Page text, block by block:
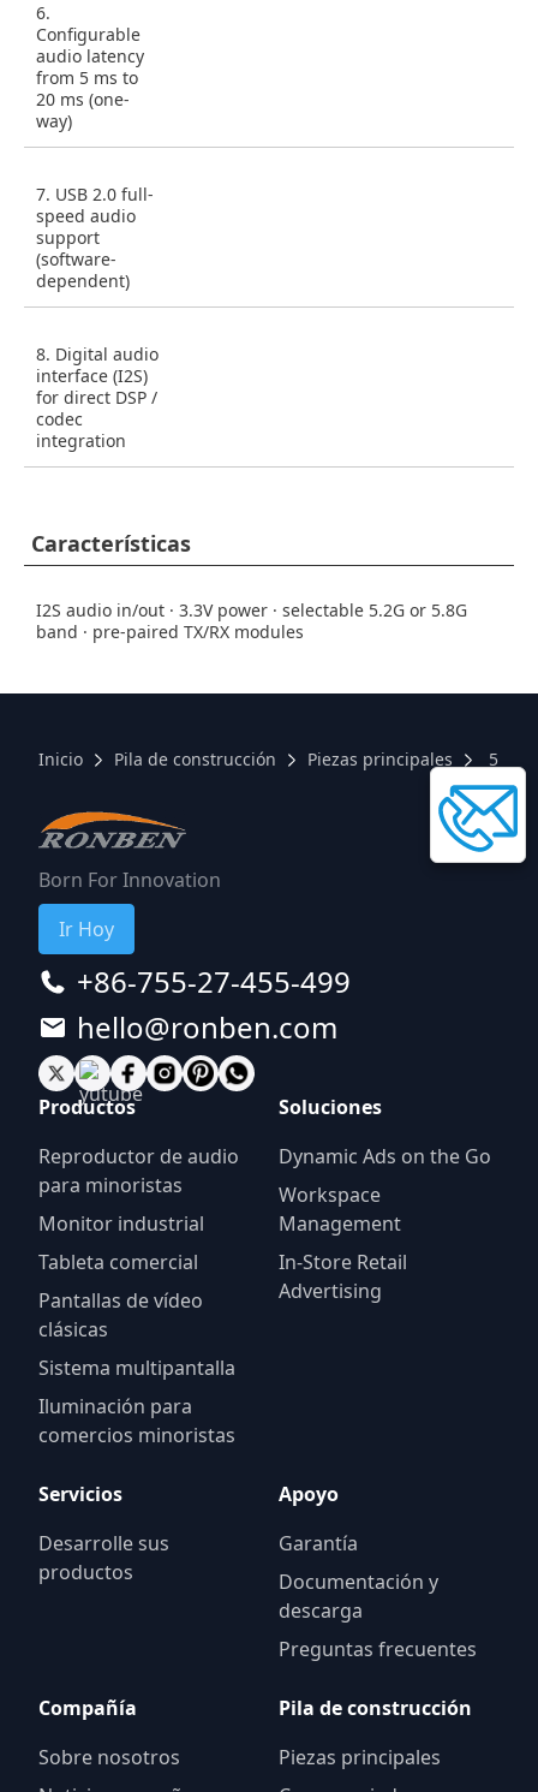
6.
Configurable
audio latency
from 5 ms to
20 ms (one-
way)
7. USB 2.0 full-
speed audio
support
(software-
dependent)
8. Digital audio
interface (I2S)
for direct DSP /
codec
integration
Características
I2S audio in/out · 3.3V power · selectable 5.2G or 5.8G
band · pre-paired TX/RX modules
Inicio Pila de construcción Piezas principales 5.8G
Born For Innovation
Ir Hoy
+86-755-27-455-499
hello@ronben.com
Productos
Reproductor de audio
para minoristas
Monitor industrial
Tableta comercial
Pantallas de vídeo
clásicas
Sistema multipantalla
Iluminación para
comercios minoristas
Soluciones
Dynamic Ads on the Go
Workspace
Management
In-Store Retail
Advertising
Servicios
Desarrolle sus
productos
Apoyo
Garantía
Documentación y
descarga
Preguntas frecuentes
Compañía
Sobre nosotros
Pila de construcción
Piezas principales